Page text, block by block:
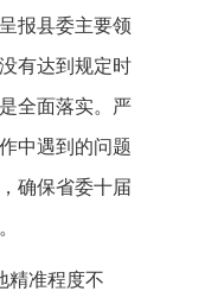
报县委主要领
有达到规定时
全面落实。严
中遇到的问题
确保省委十届
精准程度不